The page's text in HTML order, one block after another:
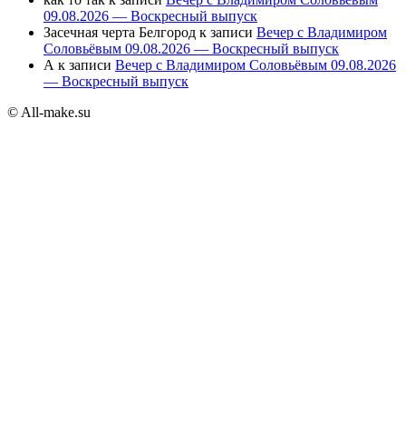
09.08.2026 — Воскресный выпуск
Засечная черта Белгород к записи Вечер с Владимиром
Соловьёвым 09.08.2026 — Воскресный выпуск
А к записи Вечер с Владимиром Соловьёвым 09.08.2026
— Воскресный выпуск
© All-make.su